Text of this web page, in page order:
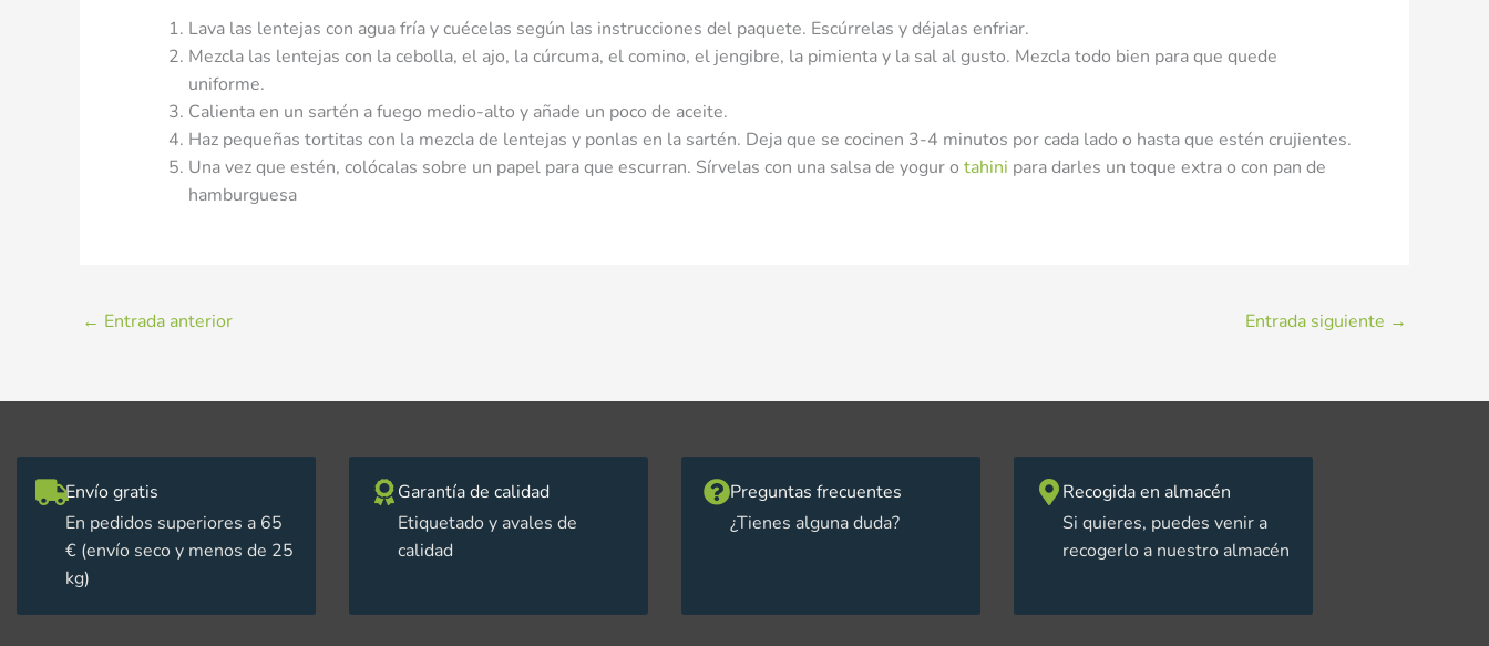
Lava las lentejas con agua fría y cuécelas según las instrucciones del paquete. Escúrrelas y déjalas enfriar.
Mezcla las lentejas con la cebolla, el ajo, la cúrcuma, el comino, el jengibre, la pimienta y la sal al gusto. Mezcla todo bien para que quede
uniforme.
Calienta en un sartén a fuego medio-alto y añade un poco de aceite.
Haz pequeñas tortitas con la mezcla de lentejas y ponlas en la sartén. Deja que se cocinen 3-4 minutos por cada lado o hasta que estén crujientes.
Una vez que estén, colócalas sobre un papel para que escurran. Sírvelas con una salsa de yogur o tahini para darles un toque extra o con pan de
hamburguesa
← Entrada anterior Entrada siguiente →
Envío gratis
En pedidos superiores a 65
€ (envío seco y menos de 25
kg)
Garantía de calidad
Etiquetado y avales de
calidad
Preguntas frecuentes
¿Tienes alguna duda?
Recogida en almacén
Si quieres, puedes venir a
recogerlo a nuestro almacén